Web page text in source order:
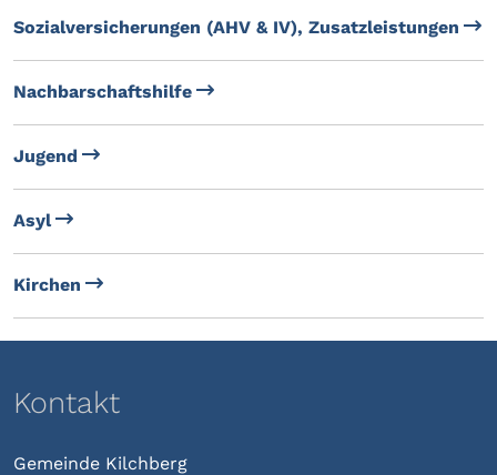
Sozialversicherungen (AHV & IV), Zusatzleistungen
Nachbarschaftshilfe
Jugend
Asyl
Kirchen
Kontakt
Gemeinde Kilchberg